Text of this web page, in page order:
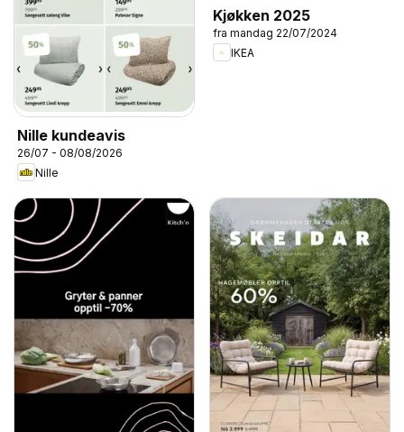
Nille kundeavis
26/07 - 08/08/2026
Nille
Kjøkken 2025
fra mandag 22/07/2024
IKEA